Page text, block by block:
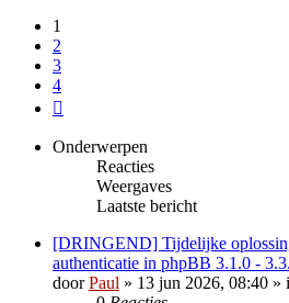
1
2
3
4
Onderwerpen
Reacties
Weergaves
Laatste bericht
[DRINGEND] Tijdelijke
authenticatie in phpBB 3.1.0 -
doorPaul » 13 jun 2026, 08:40 »